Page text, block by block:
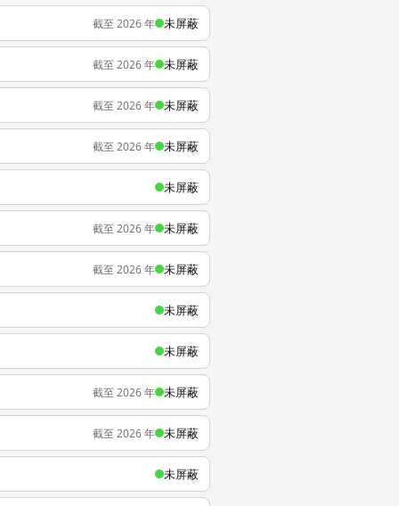
截至 2026 年 未屏蔽
截至 2026 年 未屏蔽
截至 2026 年 未屏蔽
截至 2026 年 未屏蔽
未屏蔽
截至 2026 年 未屏蔽
截至 2026 年 未屏蔽
未屏蔽
未屏蔽
截至 2026 年 未屏蔽
截至 2026 年 未屏蔽
未屏蔽